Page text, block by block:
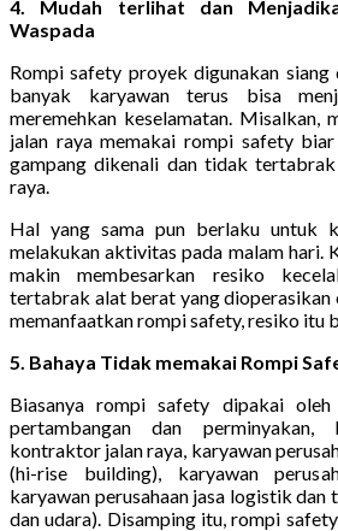
4. Mudah terlihat dan
Waspada
Rompi safety proyek digunakan siang
banyak karyawan terus bisa
meremehkan keselamatan. Misalkan,
jalan raya memakai rompi safety
gampang dikenali dan tidak
raya.
Hal yang sama pun berlaku untuk
melakukan aktivitas pada malam hari.
makin membesarkan resiko
tertabrak alat berat yang dioperasikan
memanfaatkan rompi safety, resiko itu
5. Bahaya Tidak memakai Rompi
Biasanya rompi safety dipakai oleh
pertambangan dan perminyakan,
kontraktor jalan raya, karyawan
(hi-rise building), karyawan
karyawan perusahaan jasa logistik dan
dan udara). Disamping itu, rompi